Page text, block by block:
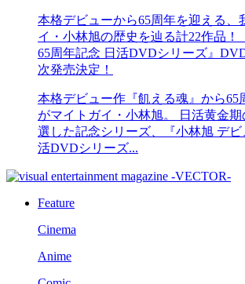
本格デビューから65周年を迎える、
イ・小林旭の歴史を辿る計22作品！
65周年記念 日活DVDシリーズ』
次発売決定！
本格デビュー作『飢える魂』から65
がマイトガイ・小林旭。 日活黄金
選した記念シリーズ、『小林旭 デビ
活DVDシリーズ...
Feature
Cinema
Anime